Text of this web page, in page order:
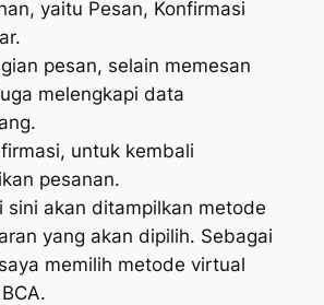
yaitu Pesan, Konfirmasi
pesan, selain memesan
melengkapi data
untuk kembali
pesanan.
sini akan ditampilkan metode
yang akan dipilih. Sebagai
memilih metode virtual